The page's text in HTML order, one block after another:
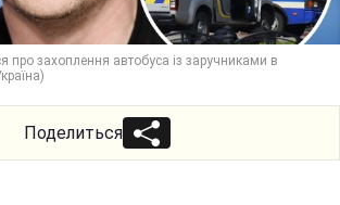
про захоплення автобуса із заручниками в
Поделиться